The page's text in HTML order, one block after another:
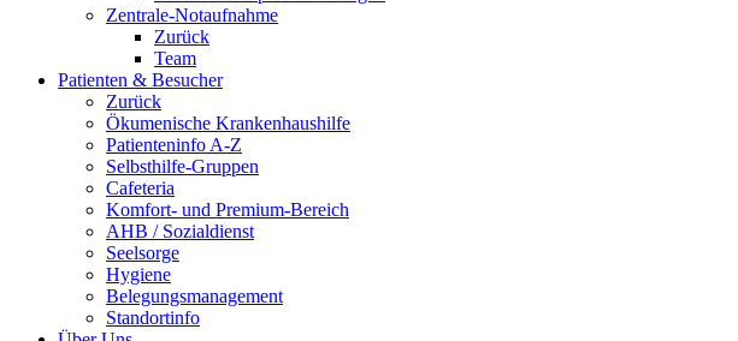
Zentrale-Notaufnahme
Zurück
Team
Patienten & Besucher
Zurück
Ökumenische Krankenhaushilfe
Patienteninfo A-Z
Selbsthilfe-Gruppen
Cafeteria
Komfort- und Premium-Bereich
AHB / Sozialdienst
Seelsorge
Hygiene
Belegungsmanagement
Standortinfo